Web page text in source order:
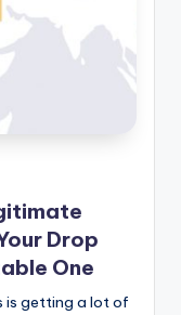
Drop
One
is getting a lot of